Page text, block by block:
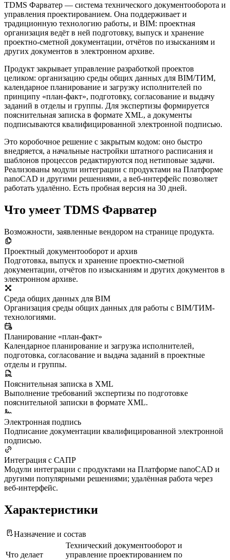
TDMS Фарватер — система технического документооборота и
управления проектированием. Она поддерживает и
традиционную технологию работы, и BIM: проектная
организация ведёт в ней подготовку, выпуск и хранение
проектно-сметной документации, отчётов по изысканиям и
других документов в электронном архиве.
Продукт закрывает управление разработкой проектов
целиком: организацию среды общих данных для BIM/ТИМ,
календарное планирование и загрузку исполнителей по
принципу «план-факт», подготовку, согласование и выдачу
заданий в отделы и группы. Для экспертизы формируется
пояснительная записка в формате XML, а документы
подписываются квалифицированной электронной подписью.
Это коробочное решение с закрытым кодом: оно быстро
внедряется, а начальные настройки штатного расписания и
шаблонов процессов редактируются под нетиповые задачи.
Реализованы модули интеграции с продуктами на Платформе
nanoCAD и другими решениями, а веб-интерфейс позволяет
работать удалённо. Есть пробная версия на 30 дней.
Что умеет TDMS Фарватер
Возможности, заявленные вендором на странице продукта.
Проектный документооборот и архив
Подготовка, выпуск и хранение проектно-сметной
документации, отчётов по изысканиям и других документов в
электронном архиве.
Среда общих данных для BIM
Организация среды общих данных для работы с BIM/ТИМ-
технологиями.
Планирование «план-факт»
Календарное планирование и загрузка исполнителей,
подготовка, согласование и выдача заданий в проектные
отделы и группы.
Пояснительная записка в XML
Выполнение требований экспертизы по подготовке
пояснительной записки в формате XML.
Электронная подпись
Подписание документации квалифицированной электронной
подписью.
Интеграция с САПР
Модули интеграции с продуктами на Платформе nanoCAD и
другими популярными решениями; удалённая работа через
веб-интерфейс.
Характеристики
Назначение и состав
Что делает
Технический документооборот и
управление проектированием по